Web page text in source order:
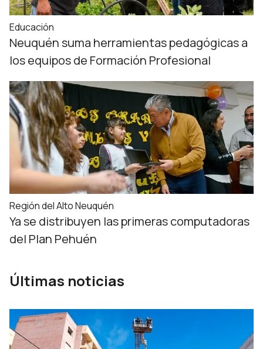
Educación
Neuquén suma herramientas pedagógicas a
los equipos de Formación Profesional
Región del Alto Neuquén
Ya se distribuyen las primeras computadoras
del Plan Pehuén
Últimas noticias